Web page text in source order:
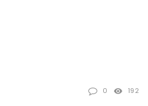
0 192